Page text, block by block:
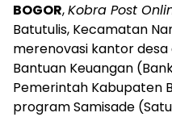
BOGOR,Kobra Post
Batutulis, Kecamatan
merenovasi kantor
Bantuan Keuangan
Pemerintah Kabupaten
program Samisade